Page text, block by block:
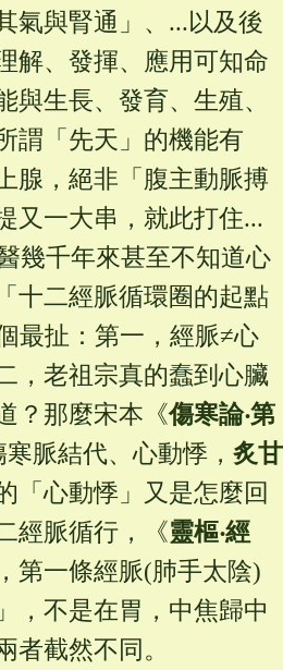
氣與腎通」、...以及後
解、發揮、應用可知命
與生長、發育、生殖、
謂「先天」的機能有
腺，絕非「腹主動脈搏
又一大串，就此打住...
幾千年來甚至不知道心
十二經脈循環圈的起點
最扯：第一，經脈≠心
，老祖宗真的蠢到心臟
？那麼宋本《傷寒論‧第
脈結代、心動悸， 炙甘
「心動悸」又是怎麼回
經脈循行，《靈樞‧經
第一條經脈(肺手太陰)
，不是在胃，中焦歸中
者截然不同。